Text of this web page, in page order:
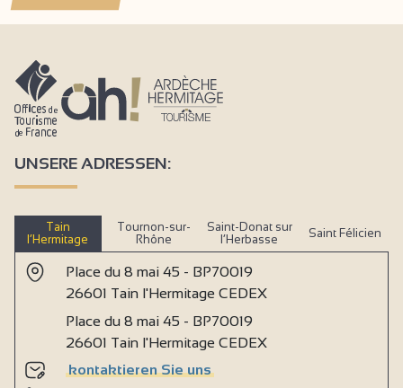
UNSERE ADRESSEN:
Tain
l’Hermitage
Tournon-sur-
Rhône
Saint-Donat sur
l’Herbasse
Saint Félicien
Place du 8 mai 45 - BP70019
26601 Tain l'Hermitage CEDEX
Place du 8 mai 45 - BP70019
26601 Tain l'Hermitage CEDEX
kontaktieren Sie uns